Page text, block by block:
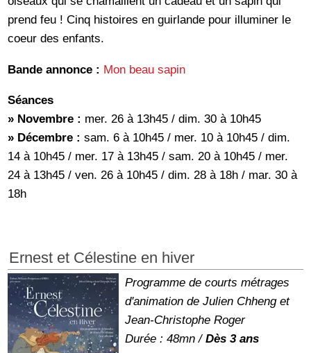
prend feu ! Cinq histoires en guirlande pour illuminer le
coeur des enfants.
Bande annonce : Mon beau sapin
Séances
» Novembre : mer. 26 à 13h45 / dim. 30 à 10h45
» Décembre :sam. 6 à 10h45 / mer. 10 à 10h45 / dim.
14 à 10h45 / mer. 17 à 13h45 / sam. 20 à 10h45 / mer.
24 à 13h45 / ven. 26 à 10h45 / dim. 28 à 18h / mar. 30 à
18h
Ernest et Célestine en hiver
Programme de courts métrages
d'animation de Julien Chheng et
Jean-Christophe Roger
Durée : 48mn /Dès 3 ans